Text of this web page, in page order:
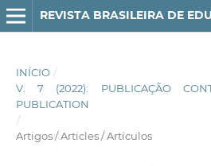
REVISTA BRASILEIRA DE
INÍCIO /
V. 7 (2022): PUBLICAÇÃO
PUBLICATION
/
Artigos / Articles / Artículos